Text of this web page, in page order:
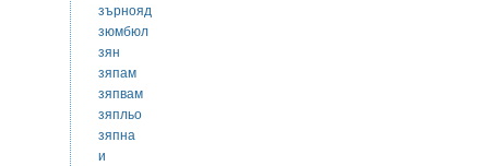
зърнояд
зюмбюл
зян
зяпам
зяпвам
зяпльо
зяпна
и